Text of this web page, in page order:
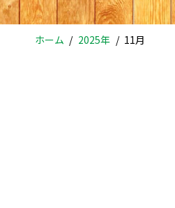
ホーム 2025年 11月